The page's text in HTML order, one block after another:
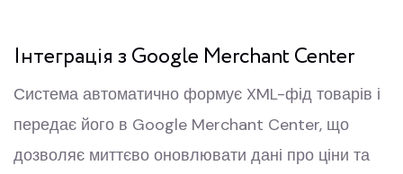
Інтеграція з Google Merchant Center
Система автоматично формує XML-фід товарів і
передає його в Google Merchant Center, що
дозволяє миттєво оновлювати дані про ціни та